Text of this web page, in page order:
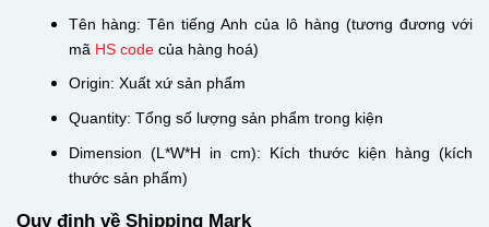
Tên hàng: Tên tiếng Anh của lô hàng (tương đương với
mã HS codecủa hàng hoá)
Origin: Xuất xứ sản phẩm
Quantity: Tổng số lượng sản phẩm trong kiện
Dimension (L*W*H in cm): Kích thước kiện hàng (kích
thước sản phẩm)
Quy định về Shipping Mark